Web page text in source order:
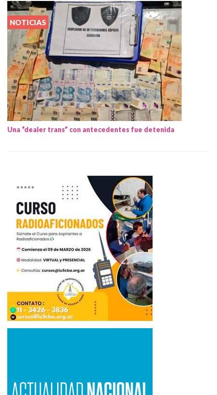
NOTICIAS
Una “dealer trans” con antecedentes fue detenida